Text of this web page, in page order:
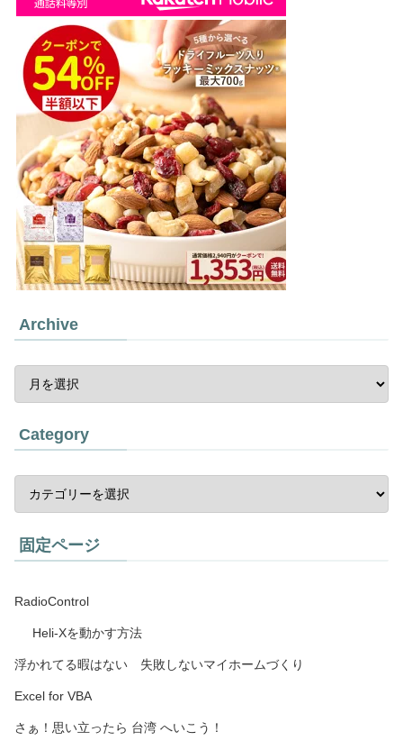
Archive
Category
固定ページ
RadioControl
Heli-Xを動かす方法
浮かれてる暇はない 失敗しないマイホームづくり
Excel for VBA
さぁ！思い立ったら 台湾 へいこう！